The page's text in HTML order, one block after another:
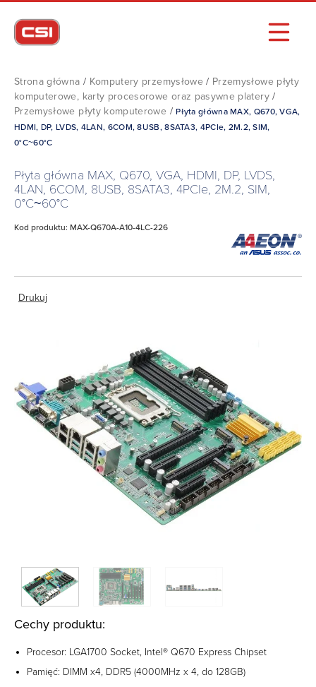
Strona główna / Komputery przemysłowe / Przemysłowe płyty
komputerowe, karty procesorowe oraz pasywne platery/
Przemysłowe płyty komputerowe /Płyta główna MAX, Q670, VGA,
HDMI, DP, LVDS, 4LAN, 6COM, 8USB, 8SATA3, 4PCIe, 2M.2, SIM,
0°C~60°C
Płyta główna MAX, Q670, VGA, HDMI, DP, LVDS,
4LAN, 6COM, 8USB, 8SATA3, 4PCIe, 2M.2, SIM,
0°C~60°C
Kod produktu: MAX-Q670A-A10-4LC-226
Drukuj
Cechy produktu:
Procesor: LGA1700 Socket, Intel® Q670 Express Chipset
Pamięć: DIMM x4, DDR5 (4000MHz x 4, do 128GB)